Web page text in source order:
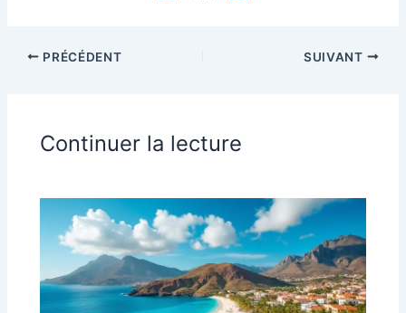
PRÉCÉDENT SUIVANT
Continuer la lecture